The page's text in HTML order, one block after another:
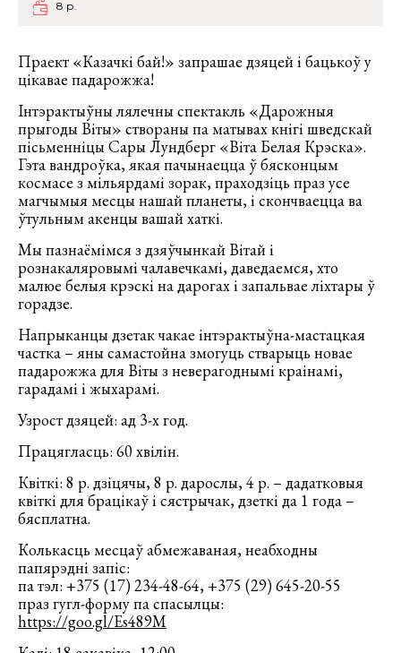
8 р.
Праект «Казачкі бай!» запрашае дзяцей і бацькоў у
цікавае падарожжа!
Інтэрактыўны лялечны спектакль «Дарожныя
прыгоды Віты» створаны па матывах кнігі шведскай
пісьменніцы Сары Лундберг «Віта Белая Крэска».
Гэта вандроўка, якая пачынаецца ў бясконцым
космасе з мільярдамі зорак, праходзіць праз усе
магчымыя месцы нашай планеты, і скончваецца ва
ўтульным акенцы вашай хаткі.
Мы пазнаёмімся з дзяўчынкай Вітай і
рознакаляровымі чалавечкамі, даведаемся, хто
малюе белыя крэскі на дарогах і запальвае ліхтары ў
горадзе.
Напрыканцы дзетак чакае інтэрактыўна-мастацкая
частка – яны самастойна змогуць стварыць новае
падарожжа для Віты з неверагоднымі краінамі,
гарадамі і жыхарамі.
Узрост дзяцей: ад 3-х год.
Працягласць: 60 хвілін.
Квіткі: 8 р. дзіцячы, 8 р. дарослы, 4 р. – дадатковыя
квіткі для брацікаў і сястрычак, дзеткі да 1 года –
бясплатна.
Колькасць месцаў абмежаваная, неабходны
папярэдні запіс:
па тэл: +375 (17) 234-48-64, +375 (29) 645-20-55
праз гугл-форму па спасылцы:
https://goo.gl/Es489M